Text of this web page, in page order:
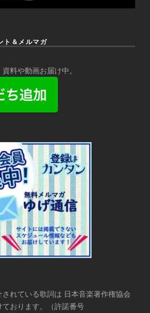
ト＆メルマガ
料や動画お届け中。
されている歌詞は 日本音楽著作権協会
おります。（許諾番号